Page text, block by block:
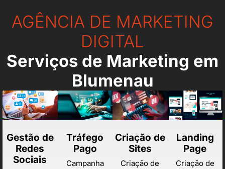
AGÊNCIA DE MARKETING
DIGITAL
Serviços de Marketing em
Blumenau
Gestão de
Redes
Sociais
Tráfego
Pago
Campanha
Criação de
Sites
Criação de
Landing
Page
Criação de